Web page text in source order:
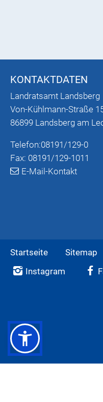
KONTAKTDATEN
Landratsamt Landsberg
Von-Kühlmann-Straße
86899 Landsberg am
Telefon:08191/129-0
Fax: 08191/129-1011
E-Mail-Kontakt
Startseite Sitemap
Instagram